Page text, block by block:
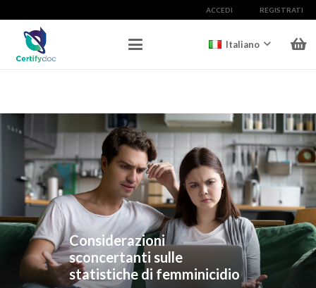
ACCEDI REGISTRATI
Italiano
Considerazioni
sconcertanti sulle
statistiche di femminicidio